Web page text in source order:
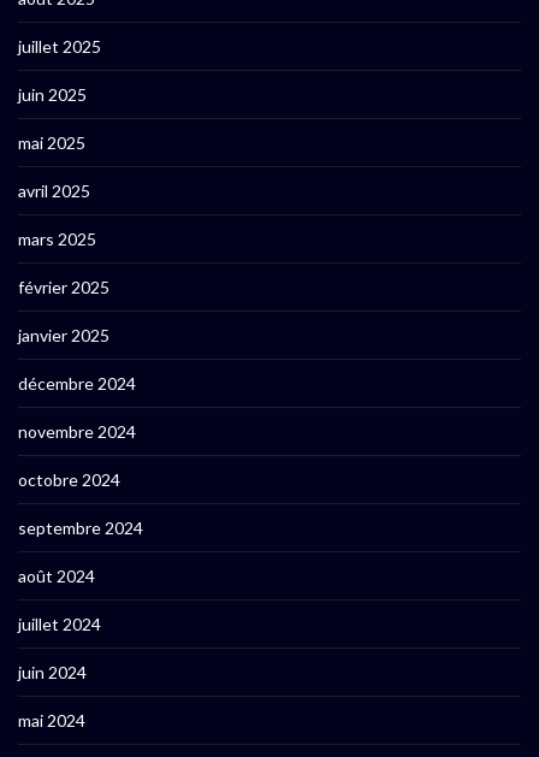
juillet 2025
juin 2025
mai 2025
avril 2025
mars 2025
février 2025
janvier 2025
décembre 2024
novembre 2024
octobre 2024
septembre 2024
août 2024
juillet 2024
juin 2024
mai 2024